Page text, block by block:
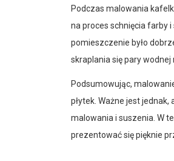
Podczas malowania
na proces schnięcia farby
pomieszczenie było
skraplania się pary
Podsumowując,
płytek. Ważne jest
malowania i suszenia. W
prezentować się pięknie